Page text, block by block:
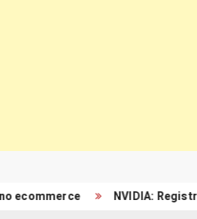
NVIDIA: Registro